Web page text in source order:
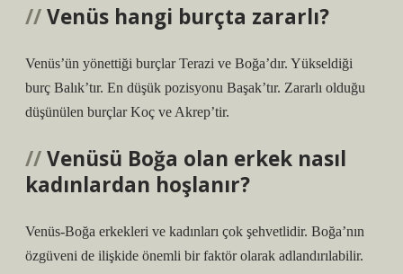
Venüs hangi burçta zararlı?
Venüs’ün yönettiği burçlar Terazi ve Boğa’dır. Yükseldiği
burç Balık’tır. En düşük pozisyonu Başak’tır. Zararlı olduğu
düşünülen burçlar Koç ve Akrep’tir.
Venüsü Boğa olan erkek nasıl
kadınlardan hoşlanır?
Venüs-Boğa erkekleri ve kadınları çok şehvetlidir. Boğa’nın
özgüveni de ilişkide önemli bir faktör olarak adlandırılabilir.